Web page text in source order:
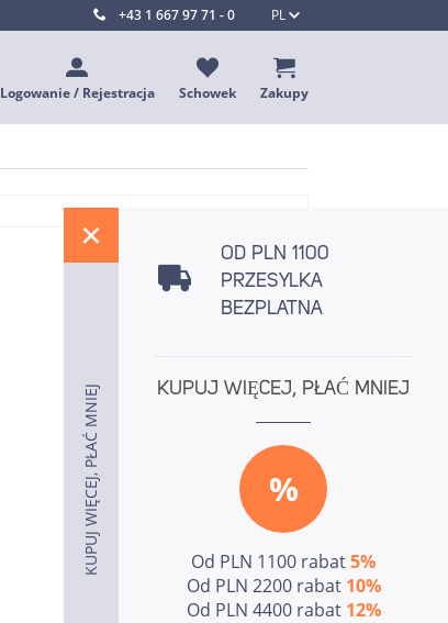
PL
+43 1 667 97 71 - 0
Logowanie / Rejestracja Schowek Zakupy
KUPUJ WIĘCEJ, PŁAĆ MNIEJ
OD PLN 1100
PRZESYLKA
BEZPLATNA
KUPUJ WIĘCEJ, PŁAĆ MNIEJ
%
Od PLN 1100 rabat5%
Od PLN 2200 rabat 10%
Od PLN 4400 rabat 12%